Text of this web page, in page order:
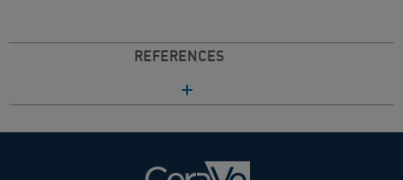
REFERENCES